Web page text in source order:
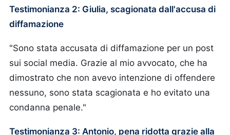
Testimonianza 2: Giulia, scagionata dall'accusa di
diffamazione
"Sono stata accusata di diffamazione per un post
sui social media. Grazie al mio avvocato, che ha
dimostrato che non avevo intenzione di offendere
nessuno, sono stata scagionata e ho evitato una
condanna penale."
Testimonianza 3: Antonio, pena ridotta grazie alla